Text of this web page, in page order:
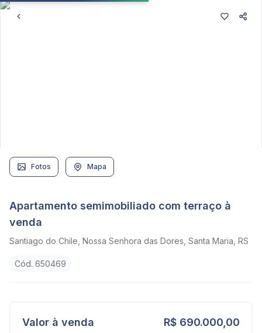
Fotos Mapa
Valor à venda R$ 690.000,00
Apartamento semimobiliado com terraço à
venda
Santiago do Chile, Nossa Senhora das Dores, Santa Maria, RS
Cód. 650469